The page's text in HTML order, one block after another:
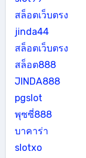
สล็อตเว็บตรง
jinda44
สล็อตเว็บตรง
สล็อต888
JINDA888
pgslot
พุซซี่888
บาคาร่า
slotxo